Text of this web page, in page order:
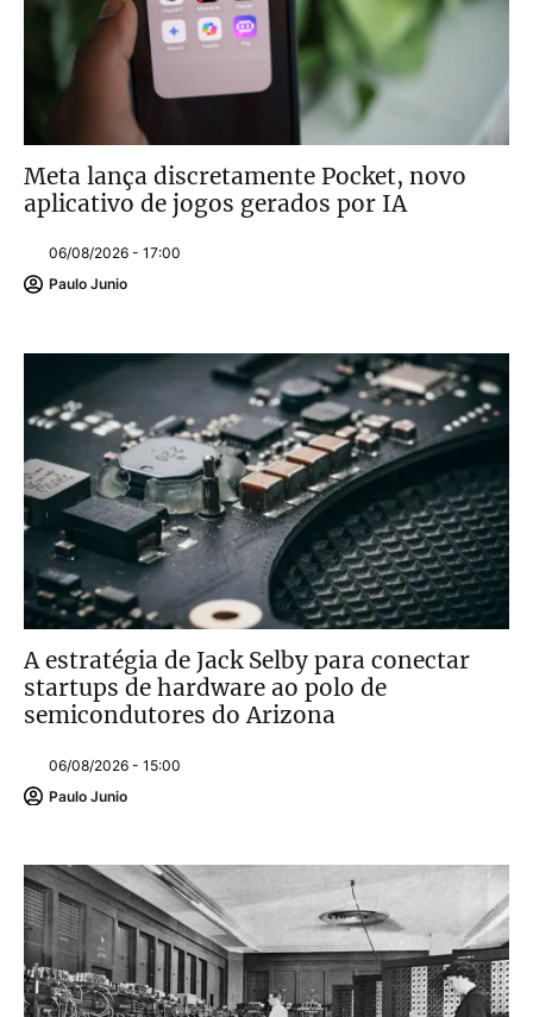
Meta lança discretamente Pocket, novo
aplicativo de jogos gerados por IA
06/08/2026 - 17:00
Paulo Junio
A estratégia de Jack Selby para conectar
startups de hardware ao polo de
semicondutores do Arizona
06/08/2026 - 15:00
Paulo Junio